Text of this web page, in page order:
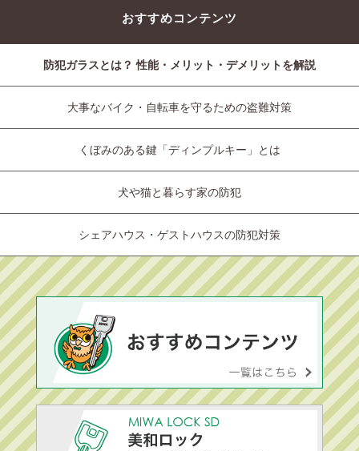
おすすめコンテンツ
防犯ガラスとは？ 性能・メリット・デメリットを解説
大事なバイク・自転車を守るための盗難対策
くぼみのある鍵「ディンプルキー」とは
犬や猫と暮らす家の防犯
シェアハウス・ゲストハウスの防犯対策